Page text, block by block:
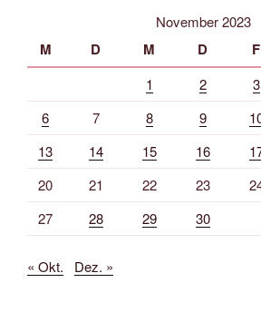
November 2023
M D M D F
1 2 3
6
7 8 9
13
14 15 16
20
21 22 23
27
28 29 30
« Okt. Dez. »